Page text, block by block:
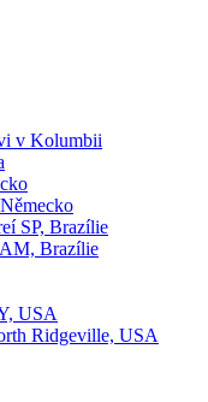
v Kolumbii
SP, Brazílie
AM, Brazílie
USA
Ridgeville, USA